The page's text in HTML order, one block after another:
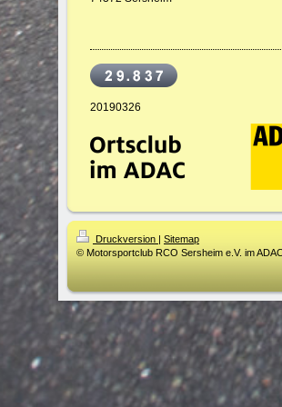
20190326
Druckversion | Sitemap
© Motorsportclub RCO Sersheim e.V. im